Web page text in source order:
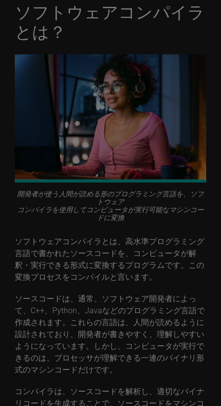
ソフトウェアコンパイラ
とは？
開発者が使う人間が読める形のプログラミング言語を、ソフ
トウェア
コンパイラを使用してコンピュータが実行可能なマシンコー
ドに変換
ソフトウェアコンパイラとは、高水準プログラミング
言語で書かれたソースコードを、コンピュータが解
釈・実行できる形式に変換するプログラムです。この
変換プロセスをコンパイルと言います。
ソースコードは、通常、ソフトウェア開発者によっ
て、C++、Python、Javaなどのプログラミング言語で
作成されます。これらの言語は、人間が読めるように
設計されており、開発者が書きやすく、理解しやすい
ようになっています。しかし、コンピュータが実行で
きるのは、プロセッサが理解できる一連のバイナリ形
式のマシンコードだけです。
コンパイラは、ソースコードを解析し、適切なバイナ
リコードを生成することで、ソースコードをマシンコ